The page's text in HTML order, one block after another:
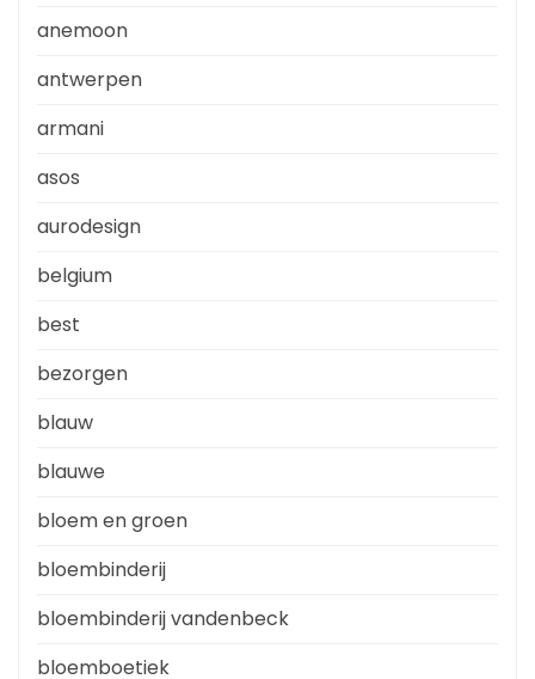
anemoon
antwerpen
armani
asos
aurodesign
belgium
best
bezorgen
blauw
blauwe
bloem en groen
bloembinderij
bloembinderij vandenbeck
bloemboetiek